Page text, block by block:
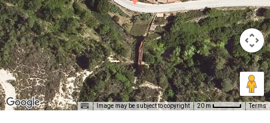
Image may be subject to copyright 20 m Terms